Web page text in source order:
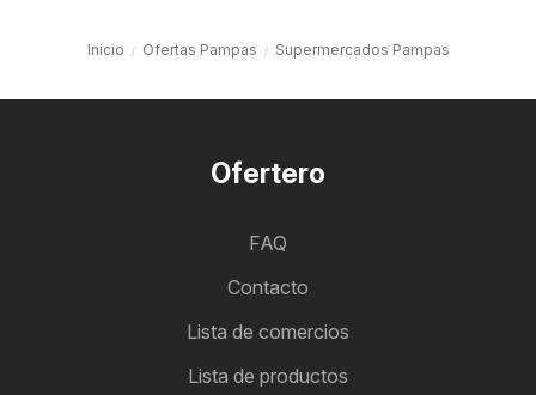
Inicio Ofertas Pampas Supermercados Pampas
Ofertero
FAQ
Contacto
Lista de comercios
Lista de productos